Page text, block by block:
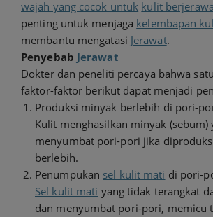
wajah yang cocok untuk kulit
penting untuk menjaga kelembapan
membantu mengatasi Jerawat.
Penyebab Jerawat
Dokter dan peneliti percaya bahwa
faktor-faktor berikut dapat menjadi
Produksi minyak berlebih di pori-
Kulit menghasilkan minyak (sebum)
menyumbat pori-pori jika
berlebih.
Penumpukan sel kulit mati di pori-
Sel kulit mati yang tidak terangkat
dan menyumbat pori-pori, memicu